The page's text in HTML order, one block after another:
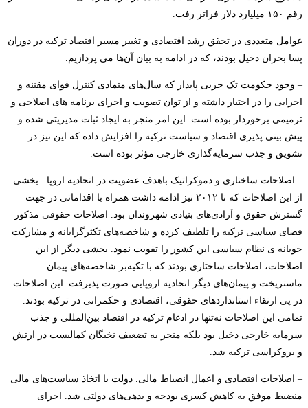
رقم ۱۵۰ میلیارد دلار فراتر رفت.
عوامل متعددی در تحقق رشد اقتصادی و تغییر مسیر اقتصاد ترکیه در دوران
پسا بحران دخیل بودند، که در ادامه به بیان آن‌ها می پردازیم.
– وجود حکومت تک حزبی پایدار که سال‌های متمادی کنترل قوای مقننه و
اجرایی را در اختیار داشته و از توان تصویب و اجرای برنامه های اصلاحی و
ترمیمی برخوردار بوده است. این امر منجر به ایجاد ثبات مدیریتی شده و
پیش بینی پذیری اقتصاد و سیاست ترکیه را افزایش داده که این نیز در
تشویق و جذب سرمایه‌گذاری خارجی مؤثر بوده است.
– اصلاحات ساختاری و دموکراتیک باهدف عضویت در اتحادیه اروپا.
بخشی
از این اصلاحات که تا ۲۰۱۲ نیز ادامه داشت همراه با اقداماتی در جهت
گسترش حقوق و آزادی‌های بنیادی شهروندان بود. اصلاحات حقوقی مذکور
فضای سیاسی ترکیه را تلطیف کرده و شاخصه‌های تکثرگرایانه و مشارکت
جویانه ی نظام سیاسی این کشور را تقویت نمود. بخشی دیگر از این
اصلاحات، اصلاحات ساختاری بودند که با تکیه‌بر شاخصه‌های پیمان
ماستریخت و پیمان‌های دیگر اتحادیه اروپایی صورت پذیرفت. این اصلاحات
در پی ارتقاء استانداردهای حقوقی، اقتصادی و حکمرانی در ترکیه بودند.
تمامی این اصلاحات نه‌تنها در ادغام ترکیه در اقتصاد بین‌المللی و جذب
سرمایه خارجی دخیل بود بلکه منجر به تضعیف نخبگان کمالیست در ارتش
و بروکراسی ترکیه شد.
– اصلاحات اقتصادی و اعمال انضباط مالی. دولت با اتخاذ سیاست‌های مالی
منضبط موفق به کاهش کسری بودجه و بدهی‌های دولتی شد. اجرای